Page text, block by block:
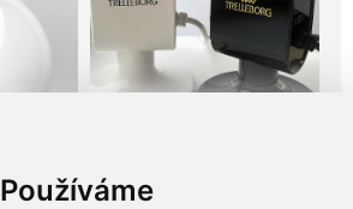
Používáme